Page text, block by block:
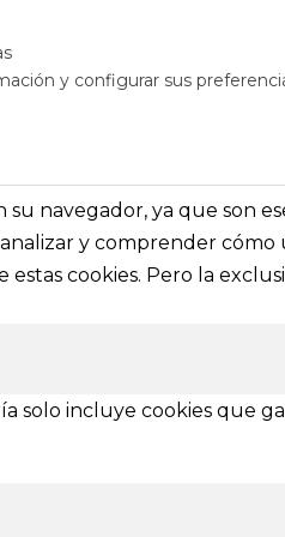
Textos
nuestra web
Aviso Legal
Política de
y configurar sus
navegador, ya que son
y comprender cómo
cookies. Pero la
solo incluye cookies que